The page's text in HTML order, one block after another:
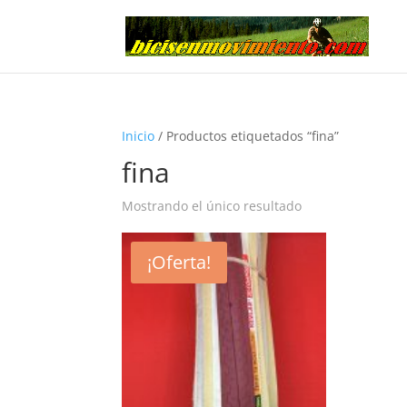
Inicio / Productos etiquetados “fina”
fina
Mostrando el único resultado
¡Oferta!